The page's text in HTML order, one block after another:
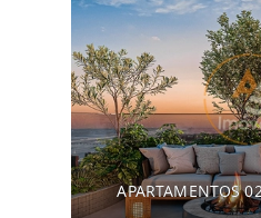
APARTAMENTOS